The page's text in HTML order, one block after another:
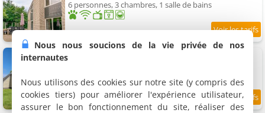
6 personnes, 3 chambres, 1 salle de bains
8.7 km 9.3/10
Nous nous soucions de la vie privée de nos
internautes
Nous utilisons des cookies sur notre site (y compris des
cookies tiers) pour améliorer l'expérience utilisateur,
assurer le bon fonctionnement du site, réaliser des